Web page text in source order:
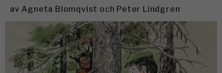
av Agneta Blomqvist och Peter Lindgren